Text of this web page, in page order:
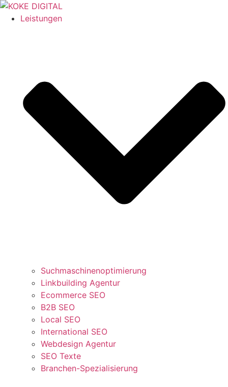
Leistungen
Suchmaschinenoptimierung
Linkbuilding Agentur
Ecommerce SEO
B2B SEO
Local SEO
International SEO
Webdesign Agentur
SEO Texte
Branchen-Spezialisierung